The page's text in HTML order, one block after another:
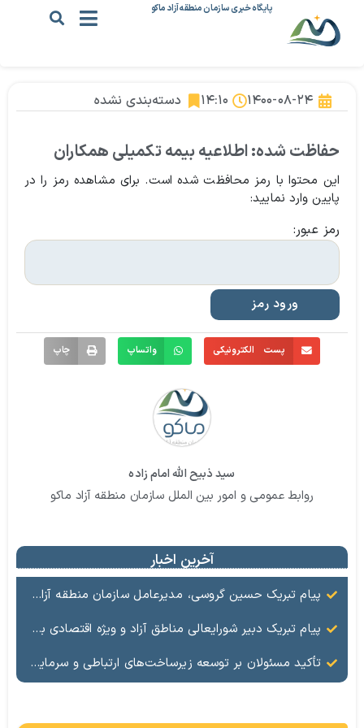
پایگاه خبری سازمان منطقه آزاد ماکو
۱۴۰۰-۰۸-۲۴ ۱۴:۱۰ دسته‌بندی نشده
حفاظت شده: اطلاعیه بیمه تکمیلی همکاران
این محتوا با رمز محافظت شده است. برای مشاهده رمز را در
پایین وارد نمایید:
رمز عبور:
پست الکترونیکی واتساپ چاپ
سید ذبیح الله امام زاده
روابط عمومی و امور بین الملل سازمان منطقه آزاد ماکو
آخرین اخبار
پیام تبریک حسین گروسی، مدیرعامل سازمان منطقه آزاد ماکو، به مناسبت ۱۷ مرداد؛ روز خبرنگار
پیام تبریک دبیر شورایعالی مناطق آزاد و ویژه اقتصادی به مناسبت روز خبرنگار
تأکید مسئولان بر توسعه زیرساخت‌های ارتباطی و سرمایه‌گذاری در فناوری‌های نوین در منطقه آزاد ماکو